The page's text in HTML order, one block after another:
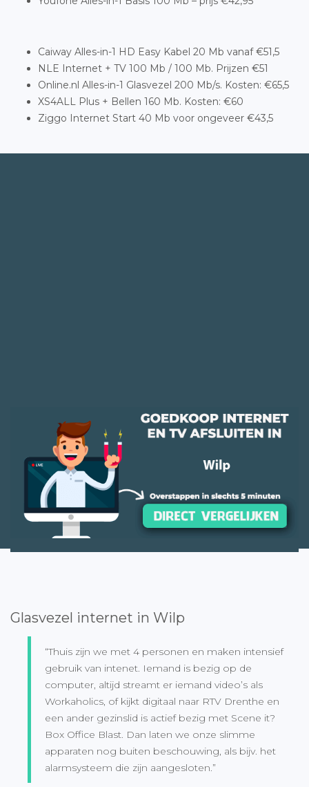
Caiway Alles-in-1 HD Easy Kabel 20 Mb vanaf €51,5
NLE Internet + TV 100 Mb / 100 Mb. Prijzen €51
Online.nl Alles-in-1 Glasvezel 200 Mb/s. Kosten: €65,5
XS4ALL Plus + Bellen 160 Mb. Kosten: €60
Ziggo Internet Start 40 Mb voor ongeveer €43,5
Glasvezel internet in Wilp
“Thuis zijn we met 4 personen en maken intensief
gebruik van intenet. Iemand is bezig op de
computer, altijd streamt er iemand video’s als
Workaholics, of kijkt digitaal naar RTV Drenthe en
een ander gezinslid is actief bezig met Scene it?
Box Office Blast. Dan laten we onze slimme
apparaten nog buiten beschouwing, als bijv. het
alarmsysteem die zijn aangesloten.”